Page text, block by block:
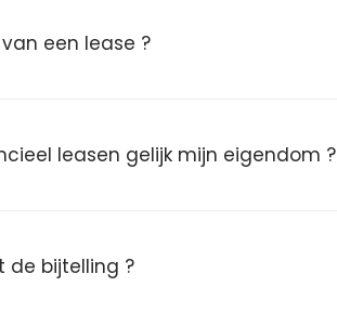
een lease ?
leasen gelijk mijn eigendom ?
de bijtelling ?